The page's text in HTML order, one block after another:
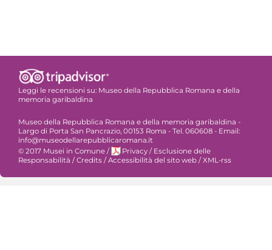
Leggi le recensioni su: Museo della Repubblica Romana e della
memoria garibaldina
Museo della Repubblica Romana e della memoria garibaldina -
Largo di Porta San Pancrazio, 00153 Roma - Tel. 060608 - Email:
info@museodellarepubblicaromana.it
© 2017 Musei in Comune / Privacy / Esclusione delle
Responsabilità / Credits / Accessibilità del sito web / XML-rss